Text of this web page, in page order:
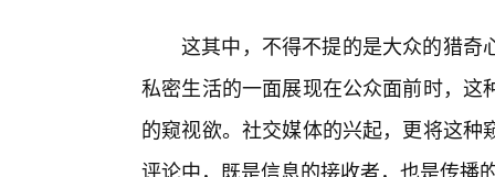
这其中，不得不提的是大众的猎奇
私密生活的一面展现在公众面前时，
的窥视欲。社交媒体的兴起，更将这
评论中，既是信息的接收者，也是传播